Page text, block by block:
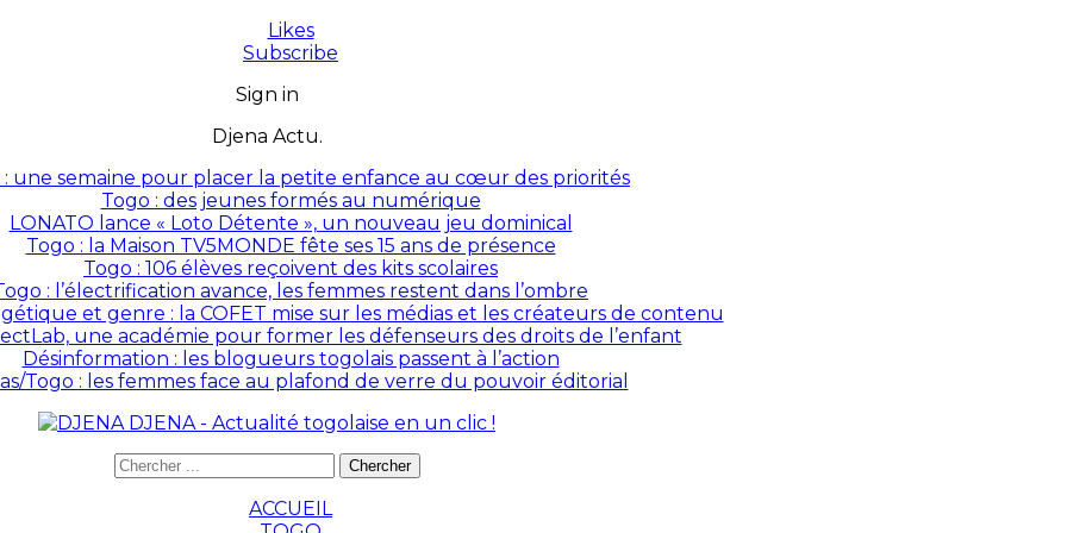
Likes
Subscribe
Sign in
Djena Actu.
: une semaine pour placer la petite enfance au cœur des priorités
Togo : des jeunes formés au numérique
LONATO lance « Loto Détente », un nouveau jeu dominical
Togo : la Maison TV5MONDE fête ses 15 ans de présence
Togo : 106 élèves reçoivent des kits scolaires
: l’électrification avance, les femmes restent dans l’ombre
et genre : la COFET mise sur les médias et les créateurs de contenu
une académie pour former les défenseurs des droits de l’enfant
Désinformation : les blogueurs togolais passent à l’action
Togo : les femmes face au plafond de verre du pouvoir éditorial
DJENA - Actualité togolaise en un clic !
ACCUEIL